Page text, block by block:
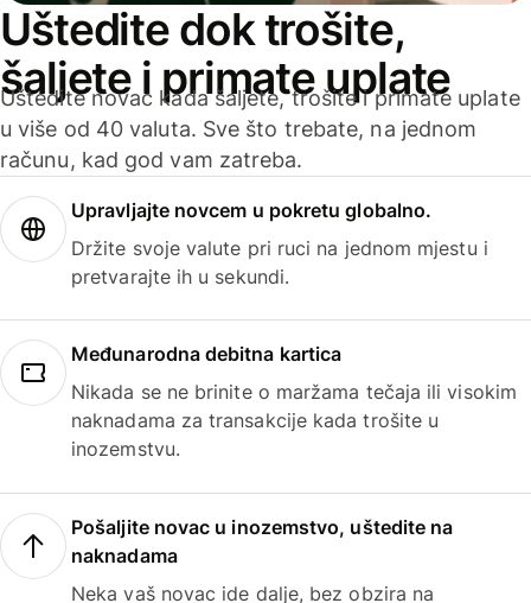
Uštedite dok trošite,
šaljete i primate uplate
Uštedite novac kada šaljete, trošite i primate uplate
u više od 40 valuta. Sve što trebate, na jednom
računu, kad god vam zatreba.
Upravljajte novcem u pokretu globalno.
Držite svoje valute pri ruci na jednom mjestu i
pretvarajte ih u sekundi.
Međunarodna debitna kartica
Nikada se ne brinite o maržama tečaja ili visokim
naknadama za transakcije kada trošite u
inozemstvu.
Pošaljite novac u inozemstvo, uštedite na
naknadama
Neka vaš novac ide dalje, bez obzira na